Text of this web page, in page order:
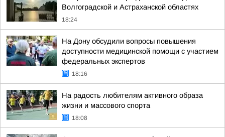
Волгоградской и Астраханской областях
18:24
На Дону обсудили вопросы повышения
доступности медицинской помощи с участием
федеральных экспертов
18:16
На радость любителям активного образа
жизни и массового спорта
18:08